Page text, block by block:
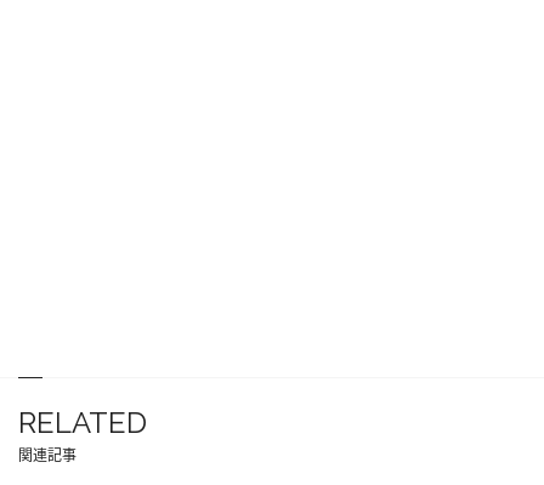
RELATED
関連記事